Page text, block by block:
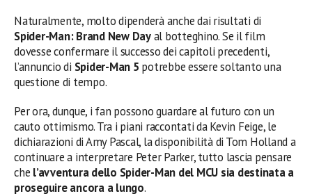
Naturalmente, molto dipenderà anche dai risultati di
Spider-Man: Brand New Dayal botteghino. Se il film
dovesse confermare il successo dei capitoli precedenti,
l’annuncio di Spider-Man 5 potrebbe essere soltanto una
questione di tempo.
Per ora, dunque, i fan possono guardare al futuro con un
cauto ottimismo. Tra i piani raccontati da Kevin Feige, le
dichiarazioni di Amy Pascal, la disponibilità di Tom Holland a
continuare a interpretare Peter Parker, tutto lascia pensare
che l’avventura dello Spider-Man del MCU sia destinata a
proseguire ancora a lungo.